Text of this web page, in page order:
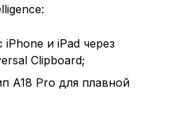
iPhone и iPad через
Clipboard;
A18 Pro для плавной